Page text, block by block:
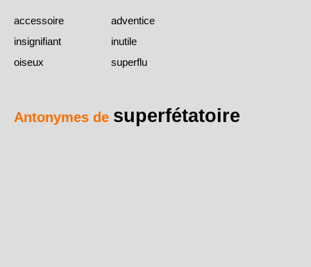
accessoire
adventice
insignifiant
inutile
oiseux
superflu
Antonymes de superfétatoire